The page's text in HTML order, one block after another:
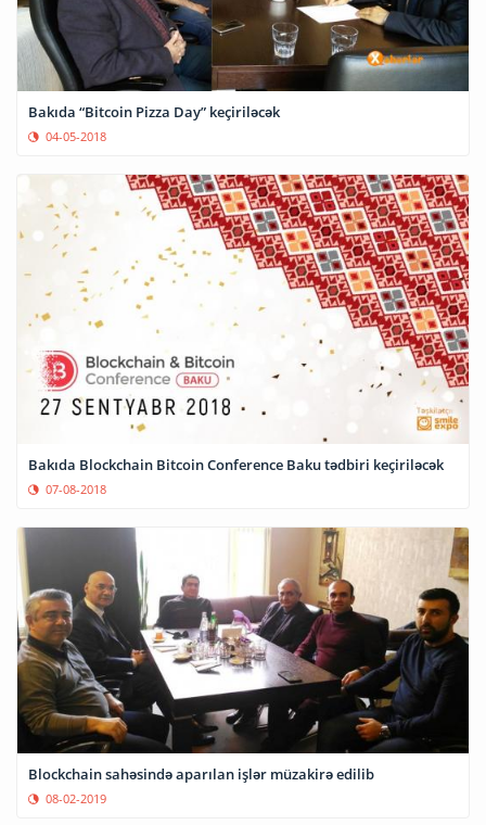
Bakıda “Bitcoin Pizza Day” keçiriləcək
04-05-2018
Bakıda Blockchain Bitcoin Conference Baku tədbiri keçiriləcək
07-08-2018
Blockchain sahəsində aparılan işlər müzakirə edilib
08-02-2019